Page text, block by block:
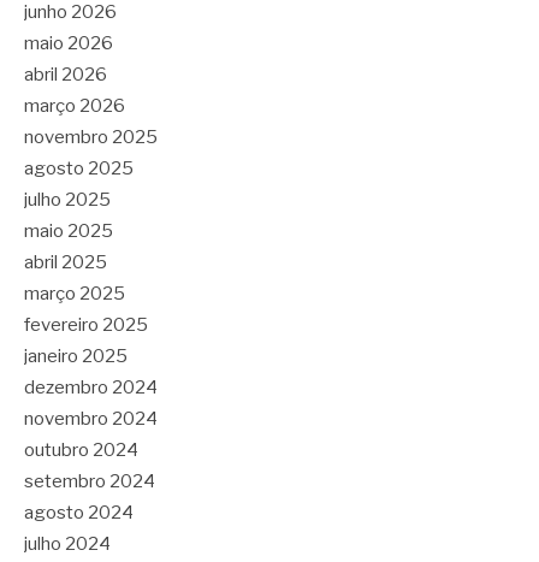
junho 2026
maio 2026
abril 2026
março 2026
novembro 2025
agosto 2025
julho 2025
maio 2025
abril 2025
março 2025
fevereiro 2025
janeiro 2025
dezembro 2024
novembro 2024
outubro 2024
setembro 2024
agosto 2024
julho 2024